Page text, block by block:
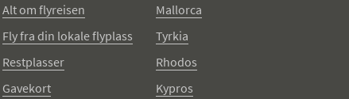
Alt om flyreisen
Fly fra din lokale flyplass
Restplasser
Gavekort
Mallorca
Tyrkia
Rhodos
Kypros